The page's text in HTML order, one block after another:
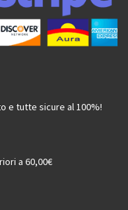
e tutte sicure al 100%!
a 60,00€